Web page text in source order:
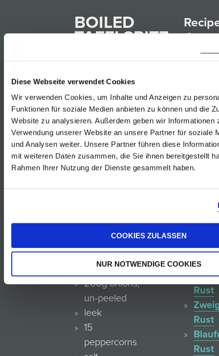
Diese Webseite verwendet Cookies
Wir verwenden Cookies, um Inhalte und Anzeigen zu
Funktionen für soziale Medien anbieten zu können und die
Website zu analysieren. Außerdem geben wir Informationen
Verwendung unserer Website an unsere Partner für soziale
und Analysen weiter. Unsere Partner führen diese
mit weiteren Daten zusammen, die Sie ihnen bereitgestellt
Rahmen Ihrer Nutzung der Dienste gesammelt haben.
COOKIES ZULASSEN
NUR NOTWENDIGE COOKIES
BOILED
TAFELSPITZ
03.03.2018
4 Servings
1 Tafelspitz
the soup
(celery, yellow
beads, carrots,
parsley root)
200g onions,
un-peeled
leek
15
peppercorns
that
match
Rust
Rust
Blanc
der
Rust
Rust
Rust